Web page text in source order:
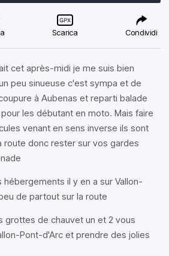
Scarica Condividi
cet après-midi je me suis bien
peu sinueuse c'est sympa et de
à Aubenas et reparti balade
les débutant en moto. Mais faire
venant en sens inverse ils sont
route donc rester sur vos gardes
hébergements il y en a sur Vallon-
de partout sur la route
grottes de chauvet un et 2 vous
Pont-d'Arc et prendre des jolies